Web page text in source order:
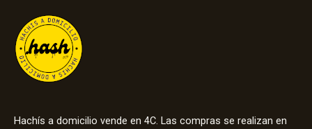
Hachís a domicilio vende en 4C. Las compras se realizan en